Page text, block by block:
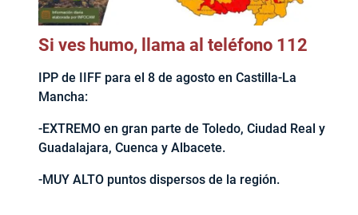
Si ves humo, llama al teléfono 112
IPP de IIFF para el 8 de agosto en Castilla-La
Mancha:
-EXTREMO en gran parte de Toledo, Ciudad Real y
Guadalajara, Cuenca y Albacete.
-MUY ALTO puntos dispersos de la región.